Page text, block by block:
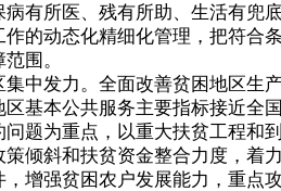
有所医、残有所助、生活有兜
的动态化精细化管理，把符合
围。
集中发力。全面改善贫困地区生
基本公共服务主要指标接近全
题为重点，以重大扶贫工程和
倾斜和扶贫资金整合力度，着
增强贫困农户发展能力，重点